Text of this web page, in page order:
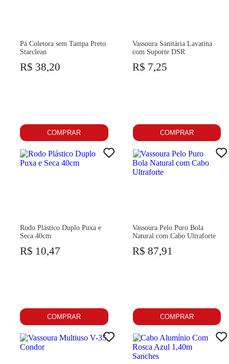
Pá Coletora sem Tampa Preto
Starclean
R$ 38,20
COMPRAR
Vassoura Sanitária Lavatina
com Suporte DSR
R$ 7,25
COMPRAR
Rodo Plástico Duplo Puxa e
Seca 40cm
R$ 10,47
COMPRAR
Vassoura Pelo Puro Bola
Natural com Cabo Ultraforte
R$ 87,91
COMPRAR